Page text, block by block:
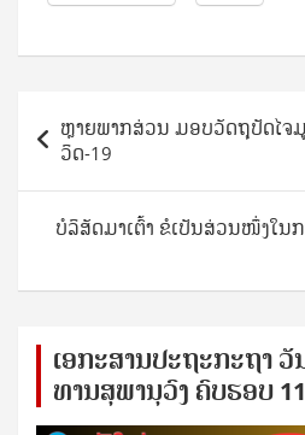
navigation
ຫຼາຍພາກສ່ວນ ມອບວັດຖຸປັດໄຈ
ວິດ-19
ບໍລິສັດມາເຕົ້າ ຂໍເປັນສ່ວນໜຶ່ງໃນ
ເອ​ກະ​ສານ​ປະ​ຖະ​ກະ​ຖ​າ ວັ
ທານ​ສຸ​ພາ​ນຸ​ວົງ ຄົບ​ຮອບ